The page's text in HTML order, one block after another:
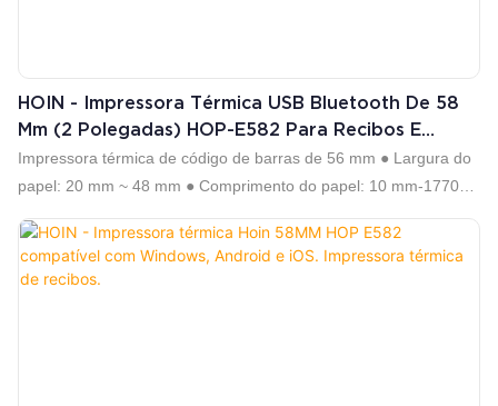
HOIN - Impressora Térmica USB Bluetooth De 58
Mm (2 Polegadas) HOP-E582 Para Recibos E
Código De Barras
Impressora térmica de código de barras de 56 mm ● Largura do
papel: 20 mm ~ 48 mm ● Comprimento do papel: 10 mm-1770
DPI ● Suporta impressão de código de barras 1D e 2D ● Suporta
sequência serial ● Alta velocidade de 76,2 mm (3") / s ● Suporta